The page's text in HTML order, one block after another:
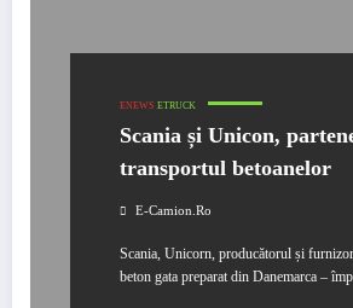
ENEWS ETRUCK
Scania și Unicon,
transportul betoanelor
E-Camion.ro
Scania, Unicorn, producătorul și
beton gata preparat din Danemarca –